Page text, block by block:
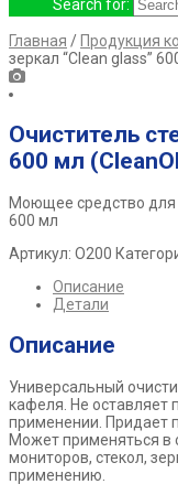
Search for:
Главная / Продукция
зеркал “Clean glass”
Очиститель
600 мл
Моющее средство для
600 мл
Артикул: O200
Описание
Детали
Описание
Универсальный
кафеля. Не оставляет
применении. Придает
Может применяться в
мониторов, стекол,
применению.